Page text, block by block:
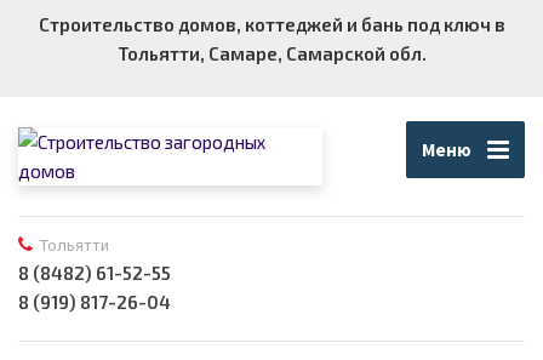
Строительство домов, коттеджей и бань под ключ в
Тольятти, Самаре, Самарской обл.
Меню
Тольятти
8 (8482) 61-52-55
8 (919) 817-26-04